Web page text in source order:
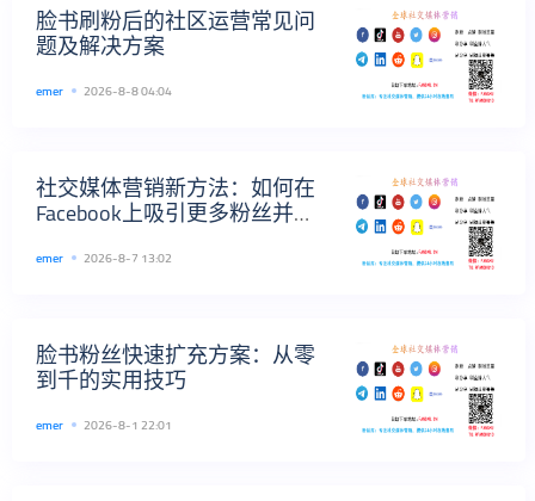
脸书刷粉后的社区运营常见问
题及解决方案
emer 2026-8-8 04:04
社交媒体营销新方法：如何在
Facebook上吸引更多粉丝并提
emer 2026-8-7 13:02
脸书粉丝快速扩充方案：从零
到千的实用技巧
emer 2026-8-1 22:01